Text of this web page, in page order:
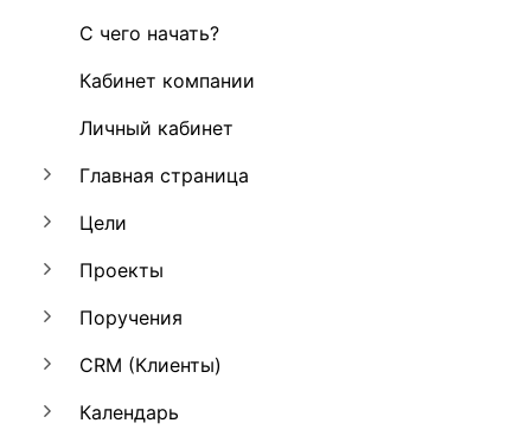
С чего начать?
Кабинет компании
Личный кабинет
Главная страница
Цели
Проекты
Поручения
CRM (Клиенты)
Календарь